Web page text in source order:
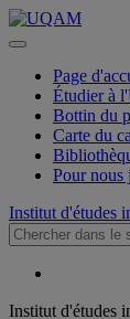
Page
Étudier à
Bottin du
Carte du
Pour nous
Institut d'études
Institut d'études